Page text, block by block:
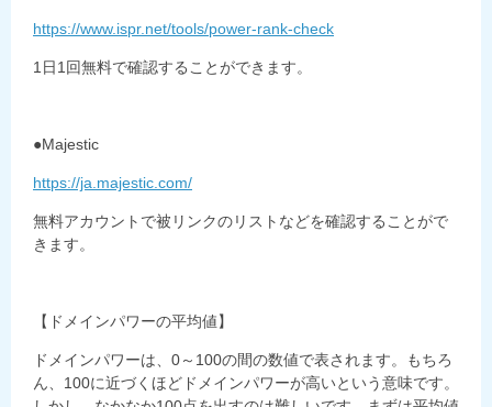
https://www.ispr.net/tools/power-rank-check
1日1回無料で確認することができます。
●Majestic
https://ja.majestic.com/
無料アカウントで被リンクのリストなどを確認することがで
きます。
【ドメインパワーの平均値】
ドメインパワーは、0～100の間の数値で表されます。もちろ
ん、100に近づくほどドメインパワーが高いという意味です。